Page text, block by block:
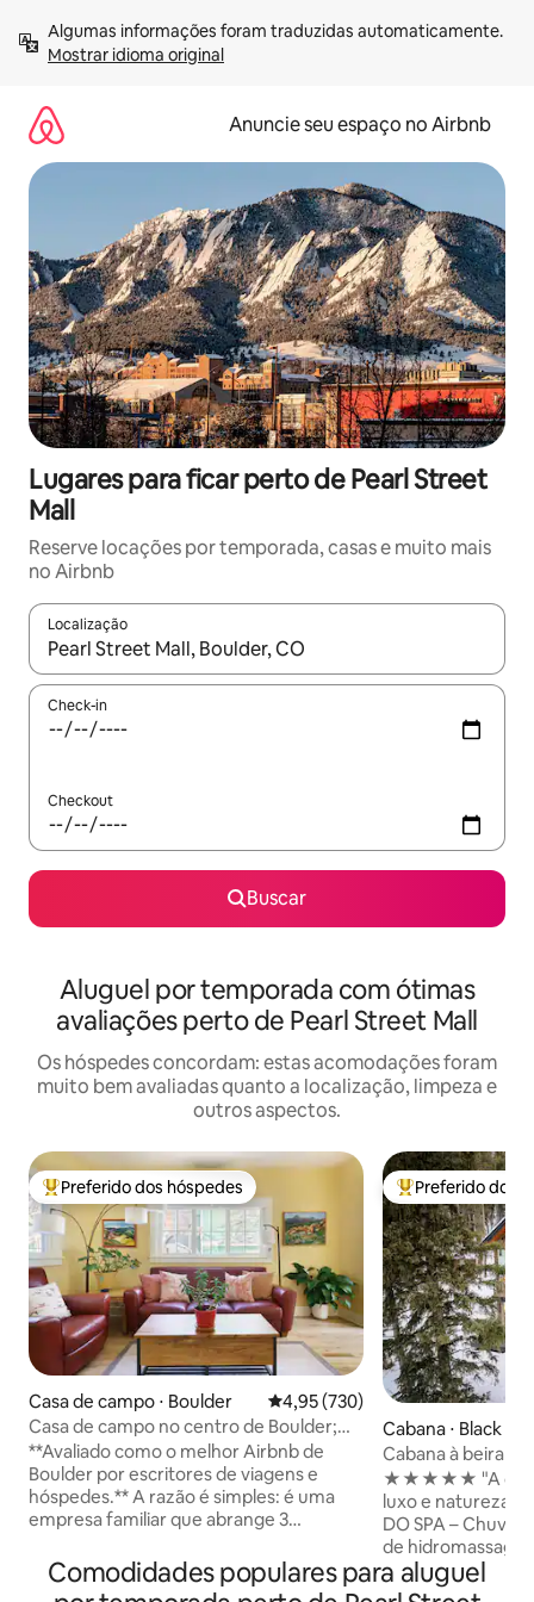
para
Mostrar idioma original
Anuncie seu espaço no Airbnb
Lugares para ficar perto de Pearl Street
Mall
Reserve locações por temporada, casas e muito mais
no Airbnb
Localização
Quando os resultados estiverem disponíveis, explore-os
Check-in
Checkout
Buscar
Aluguel por temporada com ótimas
avaliações perto de Pearl Street Mall
Os hóspedes concordam: estas acomodações foram
muito bem avaliadas quanto a localização, limpeza e
outros aspectos.
Entre os melhores preferidos dos hóspedes
Preferido dos hóspedes
Casa de campo ⋅ Boulder 4,95 de uma avaliação média de
4,95 (730)
Casa de campo no centro de Boulder;
central, mas isolada.
**Avaliado como o melhor Airbnb de
Boulder por escritores de viagens e
hóspedes.** A razão é simples: é uma
empresa familiar que abrange 3
conhecimento local situado no coração
de Boulder, a poucos quarteirões do
Entre os
Preferido dos
Cabana ⋅ Black
Cabana à beira
hidromassagem,
vapor
★★★★★ "A
luxo e natureza." — Haley 💦
DO SPA –
de
na beira do
Comodidades populares para aluguel